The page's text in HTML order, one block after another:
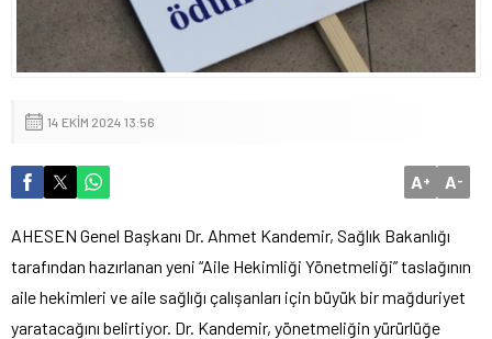
14 EKIM 2024 13:56
A+ A-
AHESEN Genel Başkanı Dr. Ahmet Kandemir, Sağlık Bakanlığı
tarafından hazırlanan yeni “Aile Hekimliği Yönetmeliği” taslağının
aile hekimleri ve aile sağlığı çalışanları için büyük bir mağduriyet
yaratacağını belirtiyor. Dr. Kandemir, yönetmeliğin yürürlüğe